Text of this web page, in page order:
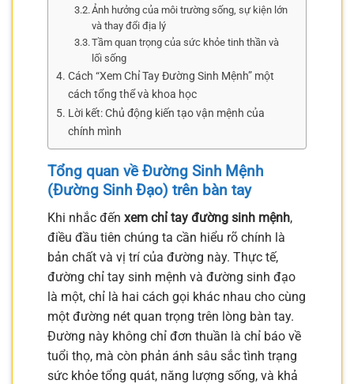
Ảnh hưởng của môi trường sống, sự kiện lớn
và thay đổi địa lý
Tầm quan trọng của sức khỏe tinh thần và
lối sống
Cách “Xem Chỉ Tay Đường Sinh Mệnh” một
cách tổng thể và khoa học
Lời kết: Chủ động kiến tạo vận mệnh của
chính mình
Tổng quan về Đường Sinh Mệnh
(Đường Sinh Đạo) trên bàn tay
Khi nhắc đến xem chỉ tay đường sinh mệnh,
điều đầu tiên chúng ta cần hiểu rõ chính là
bản chất và vị trí của đường này. Thực tế,
đường chỉ tay sinh mệnh và đường sinh đạo
là một, chỉ là hai cách gọi khác nhau cho cùng
một đường nét quan trọng trên lòng bàn tay.
Đường này không chỉ đơn thuần là chỉ báo về
tuổi thọ, mà còn phản ánh sâu sắc tình trạng
sức khỏe tổng quát, năng lượng sống, và khả